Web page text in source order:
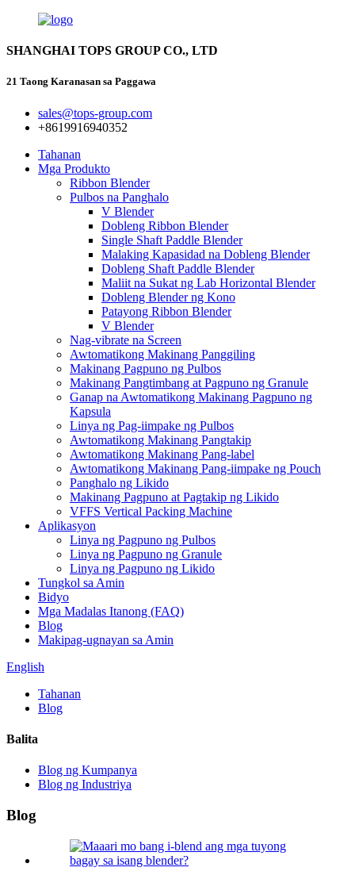
SHANGHAI TOPS GROUP CO., LTD
21 Taong Karanasan sa Paggawa
sales@tops-group.com
+8619916940352
Tahanan
Mga Produkto
Ribbon Blender
Pulbos na Panghalo
V Blender
Dobleng Ribbon Blender
Single Shaft Paddle Blender
Malaking Kapasidad na Dobleng Blender
Dobleng Shaft Paddle Blender
Maliit na Sukat ng Lab Horizontal Blender
Dobleng Blender ng Kono
Patayong Ribbon Blender
V Blender
Nag-vibrate na Screen
Awtomatikong Makinang Panggiling
Makinang Pagpuno ng Pulbos
Makinang Pangtimbang at Pagpuno ng Granule
Ganap na Awtomatikong Makinang Pagpuno ng
Kapsula
Linya ng Pag-iimpake ng Pulbos
Awtomatikong Makinang Pangtakip
Awtomatikong Makinang Pang-label
Awtomatikong Makinang Pang-iimpake ng Pouch
Panghalo ng Likido
Makinang Pagpuno at Pagtakip ng Likido
VFFS Vertical Packing Machine
Aplikasyon
Linya ng Pagpuno ng Pulbos
Linya ng Pagpuno ng Granule
Linya ng Pagpuno ng Likido
Tungkol sa Amin
Bidyo
Mga Madalas Itanong (FAQ)
Blog
Makipag-ugnayan sa Amin
English
Tahanan
Blog
Balita
Blog ng Kumpanya
Blog ng Industriya
Blog